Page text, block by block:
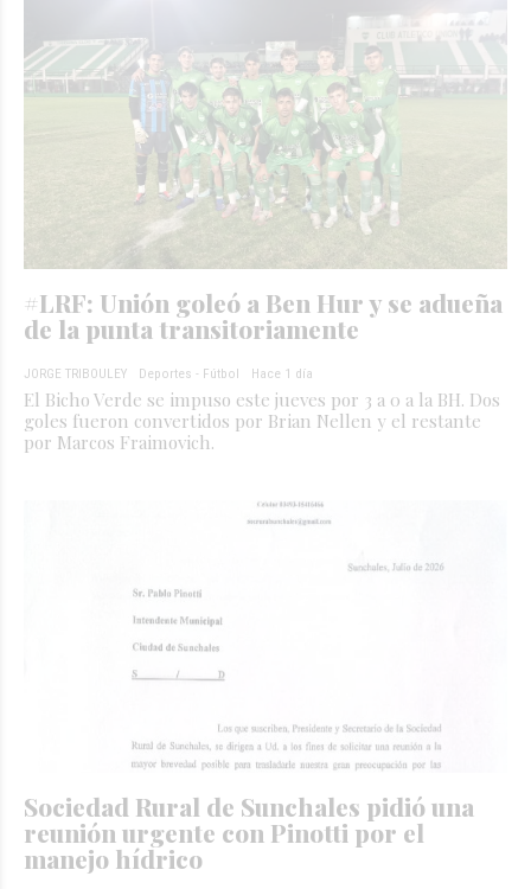
#LRF: Unión goleó a Ben Hur y se adueña
de la punta transitoriamente
JORGE TRIBOULEY Deportes - Fútbol Hace 1 día
El Bicho Verde se impuso este jueves por 3 a 0 a la BH. Dos
goles fueron convertidos por Brian Nellen y el restante
por Marcos Fraimovich.
Sociedad Rural de Sunchales pidió una
reunión urgente con Pinotti por el
manejo hídrico